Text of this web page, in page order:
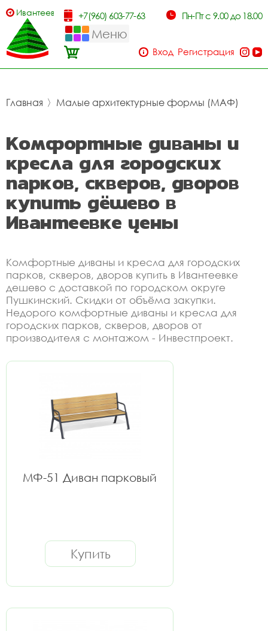
Ивантеевка +7(960) 603-77-63 Пн-Пт с 9.00 до 18.00
Меню
Вход Регистрация
Главная 〉 Малые архитектурные формы (МАФ)
Комфортные диваны и
кресла для городских
парков, скверов, дворов
купить дёшево в
Ивантеевке цены
Комфортные диваны и кресла для городских
парков, скверов, дворов купить в Ивантеевке
дешево с доставкой по городском округе
Пушкинский. Скидки от объёма закупки.
Недорого комфортные диваны и кресла для
городских парков, скверов, дворов от
производителя с монтажом - Инвестпроект.
МФ-51 Диван парковый
Купить